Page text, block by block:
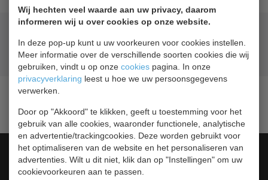
Wij hechten veel waarde aan uw privacy, daarom
informeren wij u over cookies op onze website.
In deze pop-up kunt u uw voorkeuren voor cookies instellen.
Meer informatie over de verschillende soorten cookies die wij
gebruiken, vindt u op onze cookies pagina. In onze
privacyverklaring leest u hoe we uw persoonsgegevens
verwerken.
Door op "Akkoord" te klikken, geeft u toestemming voor het
gebruik van alle cookies, waaronder functionele, analytische
en advertentie/trackingcookies. Deze worden gebruikt voor
het optimaliseren van de website en het personaliseren van
advertenties. Wilt u dit niet, klik dan op "Instellingen" om uw
cookievoorkeuren aan te passen.
Lage prijzen hoge service
Gratis verzendingvanaf € 200,00
Categorieën
Barkoeling